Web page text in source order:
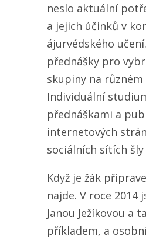
neslo aktuální
a jejich účinků v
ájurvédského
přednášky pro
skupiny na
Individuální
přednáškami a
internetových
sociálních sítích
Když je žák
najde. V roce 2014
Janou Ježíkovou a
příkladem, a